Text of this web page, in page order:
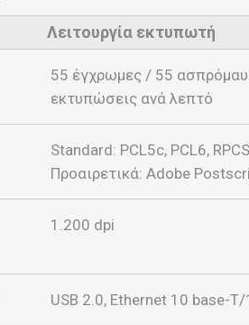
Λειτουργία εκτυπωτή
55 έγχρωμες / 55
εκτυπώσεις ανά λεπτό
Standard: PCL5c, PCL6,
Προαιρετικά: Adobe
1.200 dpi
USB 2.0, Ethernet 10 base-